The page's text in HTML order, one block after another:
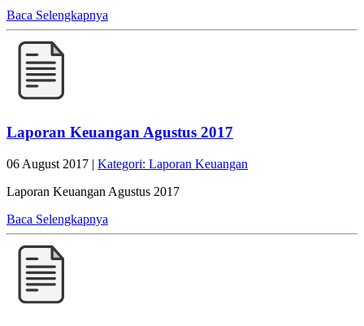
Baca Selengkapnya
Laporan Keuangan Agustus 2017
06 August 2017 | Kategori: Laporan Keuangan
Laporan Keuangan Agustus 2017
Baca Selengkapnya